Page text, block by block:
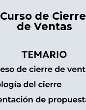
Curso de Cierre
de Ventas